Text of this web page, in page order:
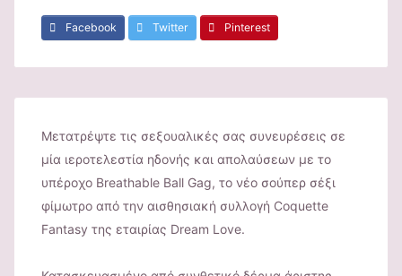
Facebook Twitter Pinterest
Μετατρέψτε τις σεξουαλικές σας συνευρέσεις σε
μία ιεροτελεστία ηδονής και απολαύσεων με το
υπέροχο Breathable Ball Gag, το νέο σούπερ σέξι
φίμωτρο από την αισθησιακή συλλογή Coquette
Fantasy της εταιρίας Dream Love.